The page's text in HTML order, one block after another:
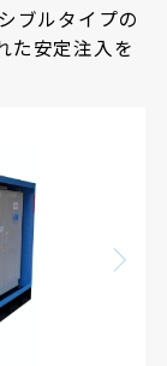
ブルタイプの
た安定注入を